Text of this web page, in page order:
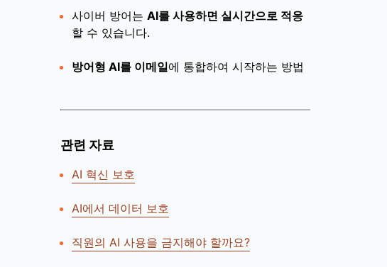
사이버 방어는 AI를 사용하면 실시간으로 적응
할 수 있습니다.
방어형 AI를 이메일에 통합하여 시작하는 방법
관련 자료
AI 혁신 보호
AI에서 데이터 보호
직원의 AI 사용을 금지해야 할까요?